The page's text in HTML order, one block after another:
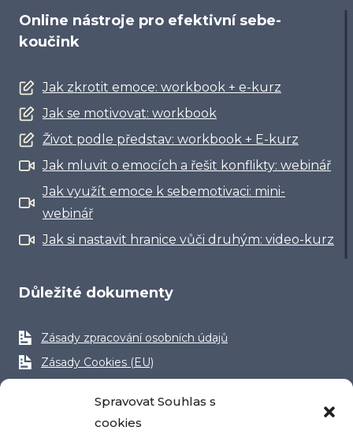
Spravovat Souhlas s
cookies
Online nástroje pro efektivní sebe-
koučink
Jak zkrotit emoce: workbook + e-kurz
Jak se motivovat: workbook
Život podle představ: workbook + E-kurz
Jak mluvit o emocích a řešit konflikty: webinář
Jak využít emoce k sebemotivaci: mini-
webinář
Jak si nastavit hranice vůči druhým: video-kurz
Důležité dokumenty
Zásady zpracování osobních údajů
Zásady Cookies (EU)
Reklamační řád